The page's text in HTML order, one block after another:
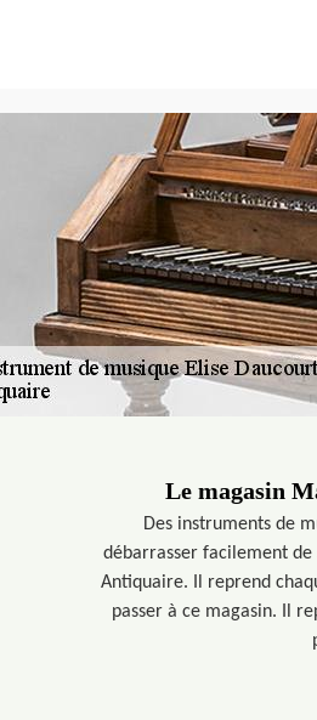
Le magasin
Des instruments de
débarrasser facilement de
Antiquaire. Il reprend
passer à ce magasin. Il